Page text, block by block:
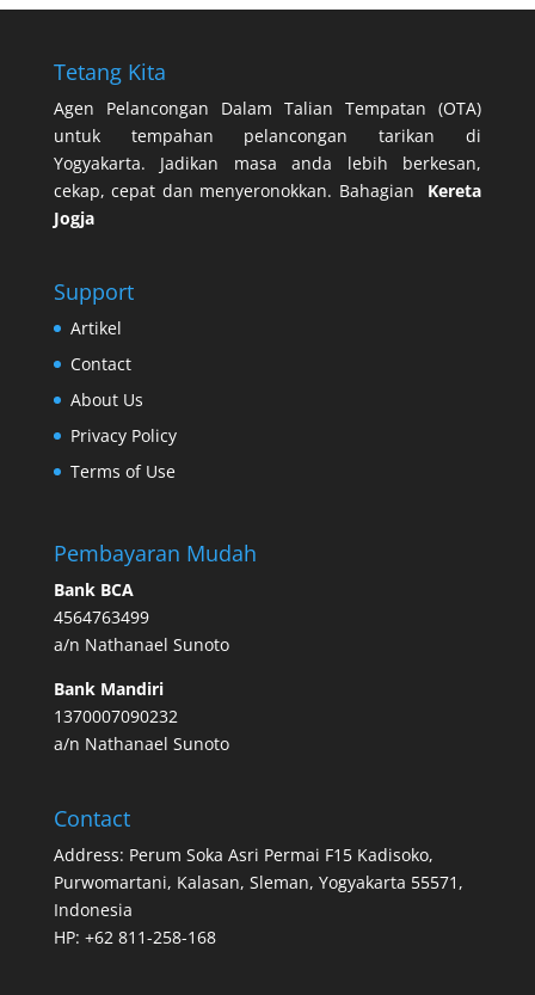
Tetang Kita
Agen Pelancongan Dalam Talian Tempatan (OTA)
untuk tempahan pelancongan tarikan di
Yogyakarta. Jadikan masa anda lebih berkesan,
cekap, cepat dan menyeronokkan. Bahagian Kereta
Jogja
Support
Artikel
Contact
About Us
Privacy Policy
Terms of Use
Pembayaran Mudah
Bank BCA
4564763499
a/n Nathanael Sunoto
Bank Mandiri
1370007090232
a/n Nathanael Sunoto
Contact
Address: Perum Soka Asri Permai F15 Kadisoko,
Purwomartani, Kalasan, Sleman, Yogyakarta 55571,
Indonesia
HP: +62 811-258-168